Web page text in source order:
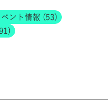
ベント情報 (53)